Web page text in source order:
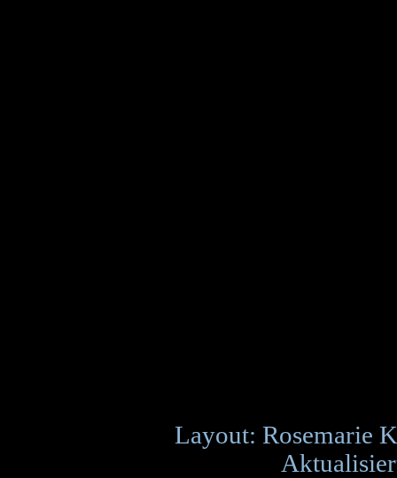
Layout: Rosemarie